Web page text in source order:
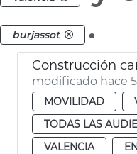
burjassot .
modificado hace
MOVILIDAD
TODAS LAS
VALENCIA